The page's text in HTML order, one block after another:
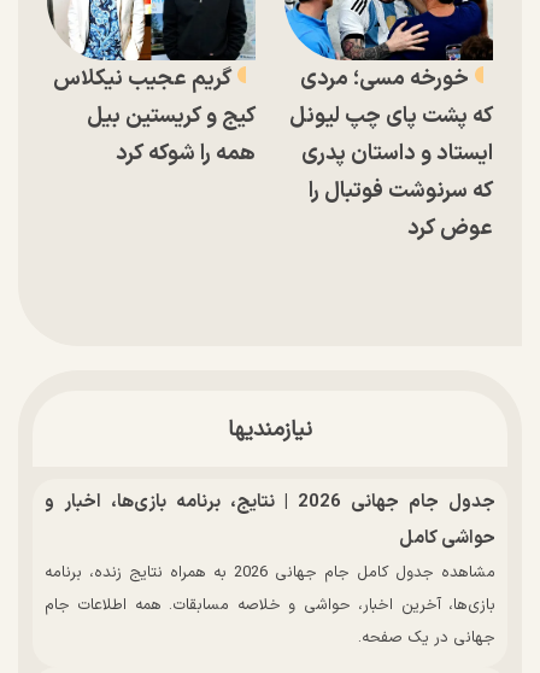
خورخه مسی؛ مردی
که پشت پای چپ لیونل
ایستاد و داستان پدری
که سرنوشت فوتبال را
عوض کرد
گریم عجیب نیکلاس
کیج و کریستین بیل
همه را شوکه کرد
نیازمندیها
جدول جام جهانی 2026 | نتایج، برنامه بازی‌ها، اخبار و
حواشی کامل
مشاهده جدول کامل جام جهانی 2026 به همراه نتایج زنده، برنامه
بازی‌ها، آخرین اخبار، حواشی و خلاصه مسابقات. همه اطلاعات جام
جهانی در یک صفحه.